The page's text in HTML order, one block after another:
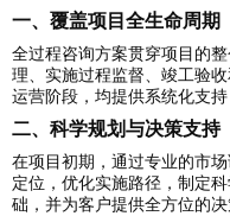
一、覆盖项目全生命周期
全过程咨询方案贯穿项目的
理、实施过程监督、竣工验
运营阶段，均提供系统化支
二、科学规划与决策支持
在项目初期，通过专业的市
定位，优化实施路径，制定
础，并为客户提供全方位的决